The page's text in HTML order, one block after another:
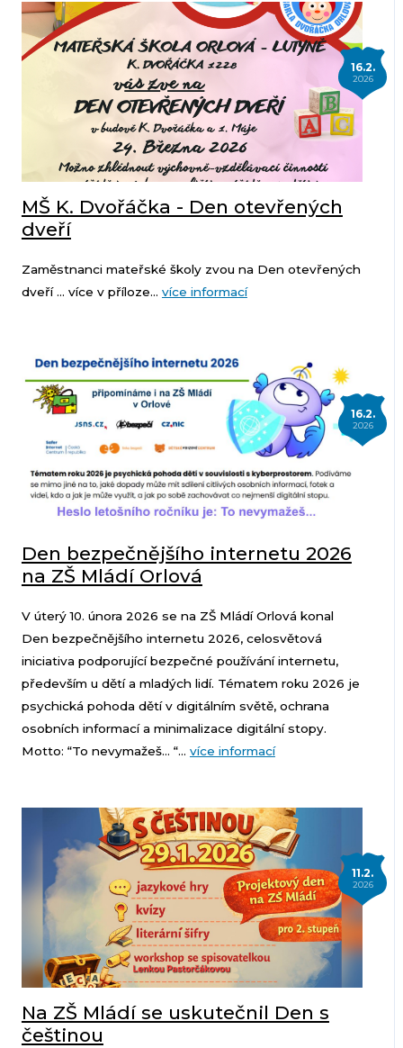
16.2.
2026
MŠ K. Dvořáčka - Den otevřených
dveří
Zaměstnanci mateřské školy zvou na Den otevřených
dveří ... více v příloze... více informací
16.2.
2026
Den bezpečnějšího internetu 2026
na ZŠ Mládí Orlová
V úterý 10. února 2026 se na ZŠ Mládí Orlová konal
Den bezpečnějšího internetu 2026, celosvětová
iniciativa podporující bezpečné používání internetu,
především u dětí a mladých lidí. Tématem roku 2026 je
psychická pohoda dětí v digitálním světě, ochrana
osobních informací a minimalizace digitální stopy.
Motto: “To nevymažeš… “... více informací
11.2.
2026
Na ZŠ Mládí se uskutečnil Den s
češtinou